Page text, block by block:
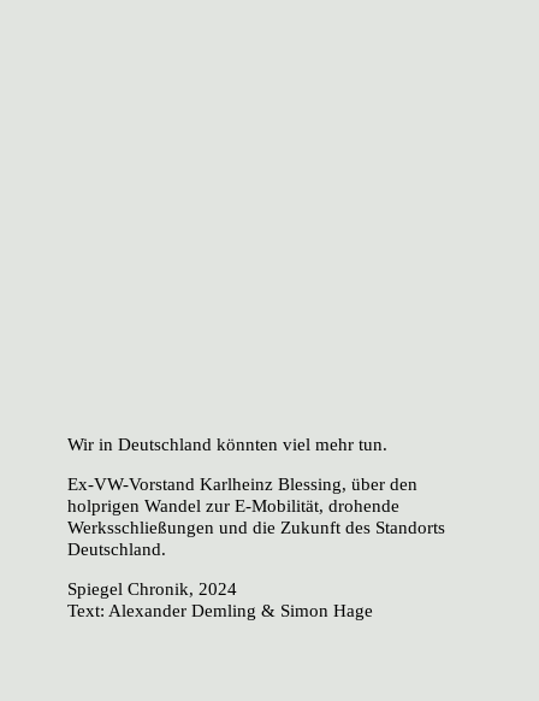
Wir in Deutschland könnten viel mehr tun.
Ex-VW-Vorstand Karlheinz Blessing, über den
holprigen Wandel zur E-Mobilität, drohende
Werksschließungen und die Zukunft des Standorts
Deutschland.
Spiegel Chronik, 2024
Text: Alexander Demling & Simon Hage